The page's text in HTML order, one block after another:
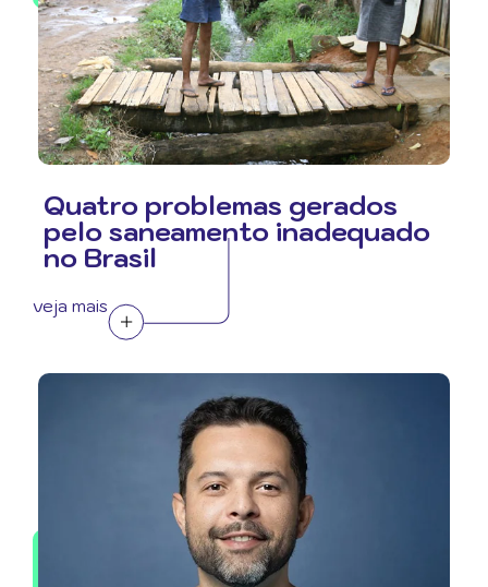
Quatro problemas gerados
pelo saneamento inadequado
no Brasil
veja mais